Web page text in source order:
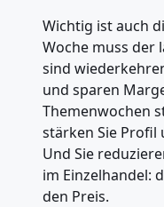
Wichtig ist auch
Woche muss der
sind
und sparen
Themenwochen
stärken Sie Profil
Und Sie
im Einzelhandel:
den Preis.